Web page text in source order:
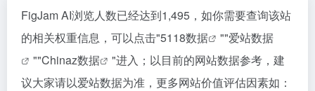
FigJam AI浏览人数已经达到1,495，如你需要查询该站
的相关权重信息，可以点击"5118数据 ""爱站数据
""Chinaz数据
"进入；以目前的网站数据参考，建
议大家请以爱站数据为准，更多网站价值评估因素如：